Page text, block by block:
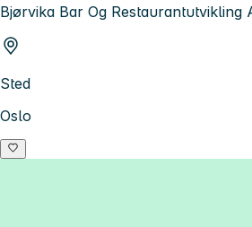
Bjørvika Bar Og Restaurantutvikling
Sted
Oslo